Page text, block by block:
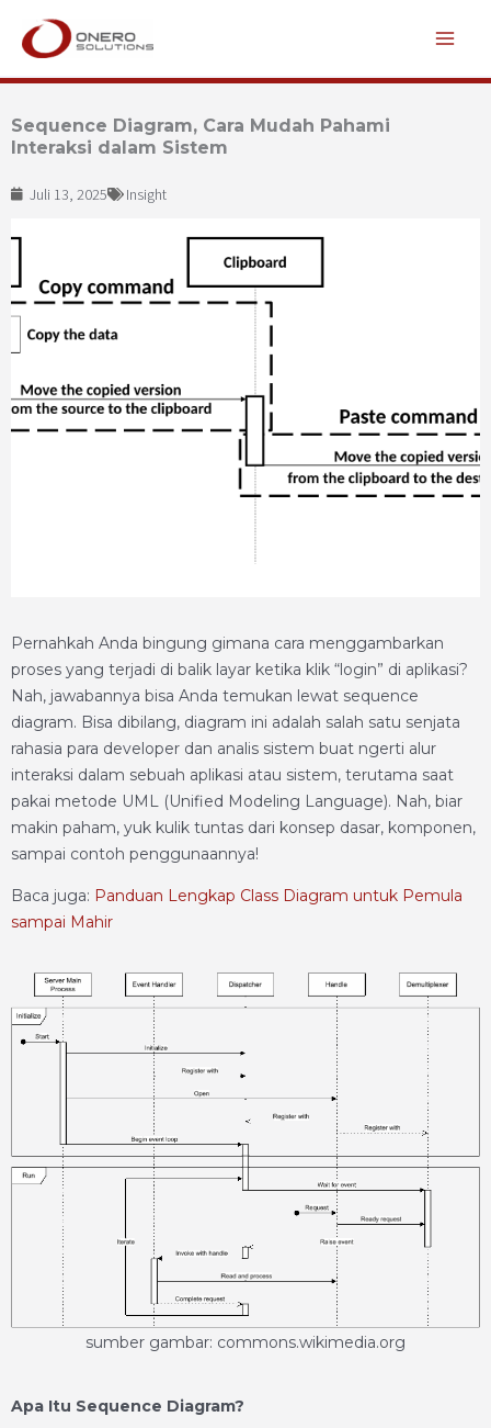
Lewati
Sequence Diagram, Cara Mudah Pahami
Interaksi dalam Sistem
Juli 13, 2025 Insight
Pernahkah Anda bingung gimana cara menggambarkan
proses yang terjadi di balik layar ketika klik “login” di aplikasi?
Nah, jawabannya bisa Anda temukan lewat sequence
diagram. Bisa dibilang, diagram ini adalah salah satu senjata
rahasia para developer dan analis sistem buat ngerti alur
interaksi dalam sebuah aplikasi atau sistem, terutama saat
pakai metode UML (Unified Modeling Language). Nah, biar
makin paham, yuk kulik tuntas dari konsep dasar, komponen,
sampai contoh penggunaannya!
Baca juga: Panduan Lengkap Class Diagram untuk Pemula
sampai Mahir
sumber gambar: commons.wikimedia.org
Apa Itu Sequence Diagram?